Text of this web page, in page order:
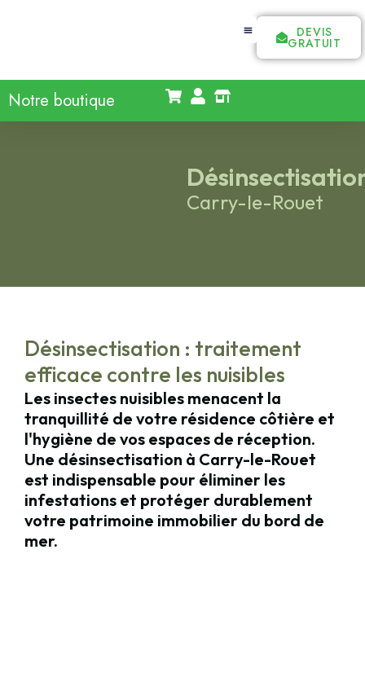
DEVIS
GRATUIT
Notre boutique
Carry-le-Rouet
Désinsectisation : traitement
efficace contre les nuisibles
Les insectes nuisibles menacent la
tranquillité de votre résidence côtière et
l'hygiène de vos espaces de réception.
Une désinsectisation à Carry-le-Rouet
est indispensable pour éliminer les
infestations et protéger durablement
votre patrimoine immobilier du bord de
mer.